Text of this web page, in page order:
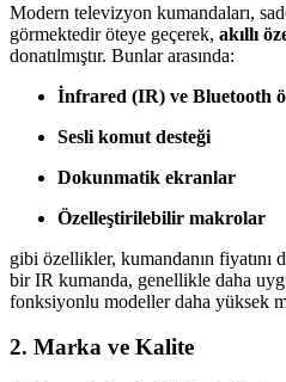
Modern televizyon kumandaları,
görmektedir öteye geçerek, akıllı
donatılmıştır. Bunlar arasında:
İnfrared (IR) ve Bluetooth
Sesli komut desteği
Dokunmatik ekranlar
Özelleştirilebilir makrolar
gibi özellikler, kumandanın fiyatını
bir IR kumanda, genellikle daha
fonksiyonlu modeller daha yüksek
2. Marka ve Kalite